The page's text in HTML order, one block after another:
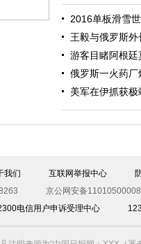
2016单板滑雪
王毅与俄罗斯
游客目睹阿根
俄罗斯一火药
美军在伊抓获极
我们 互联网举报中心
京公网安备
电信用户申诉受理中心